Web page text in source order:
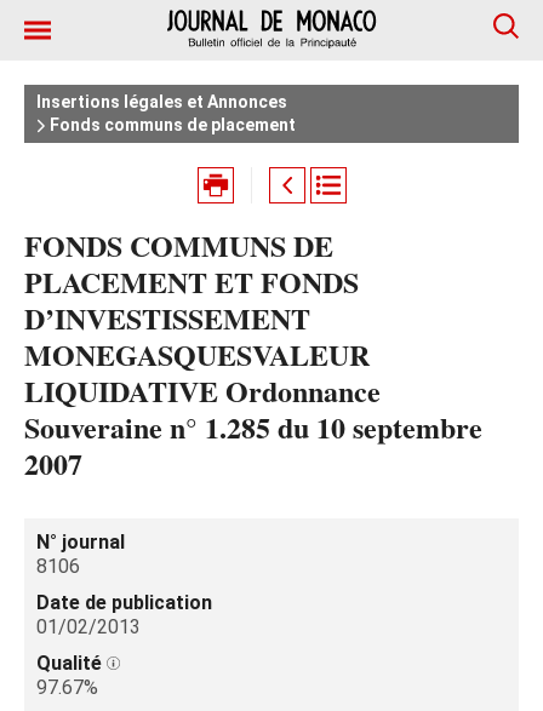
Insertions légales et Annonces
Fonds communs de placement
FONDS COMMUNS DE
PLACEMENT ET FONDS
D’INVESTISSEMENT
MONEGASQUESVALEUR
LIQUIDATIVE Ordonnance
Souveraine n° 1.285 du 10 septembre
2007
N° journal
8106
Date de publication
01/02/2013
Qualité
97.67%